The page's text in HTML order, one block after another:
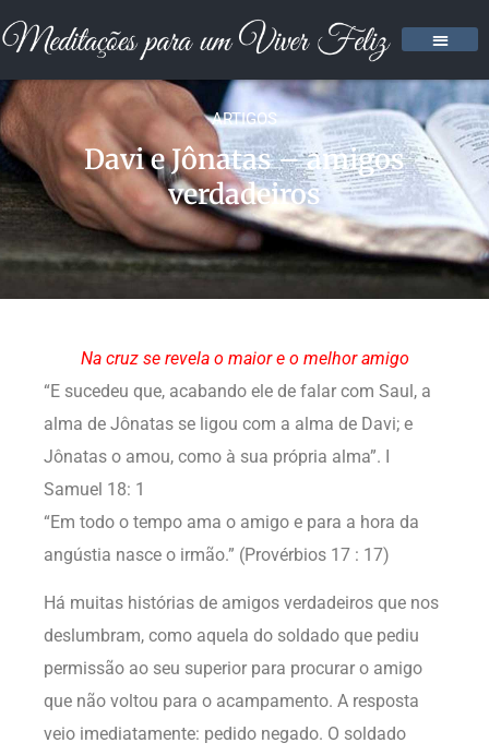
ARTIGOS
Davi e Jônatas – amigos
verdadeiros
Na cruz se revela o maior e o melhor amigo
“E sucedeu que, acabando ele de falar com Saul, a
alma de Jônatas se ligou com a alma de Davi; e
Jônatas o amou, como à sua própria alma”. I
Samuel 18: 1
“Em todo o tempo ama o amigo e para a hora da
angústia nasce o irmão.” (Provérbios 17 : 17)
Há muitas histórias de amigos verdadeiros que nos
deslumbram, como aquela do soldado que pediu
permissão ao seu superior para procurar o amigo
que não voltou para o acampamento. A resposta
veio imediatamente: pedido negado. O soldado